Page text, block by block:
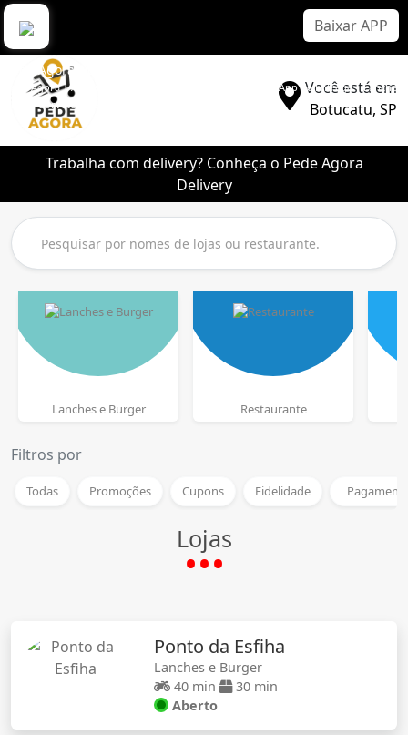
Pede Agora Delivery
Pede Agora | Aplicativo Delivery Sem Comissão | Melhor App de Entrega | Lanche |
Pizza | Sorvete | Bebidas
Baixar APP
Você está em
Botucatu, SP
Trabalha com delivery? Conheça o Pede Agora
Delivery
Lanches e Burger Restaurante
Filtros por
Todas Promoções Cupons Fidelidade
Lojas
Ponto da Esfiha
Lanches e Burger
40 min
30 min
Aberto